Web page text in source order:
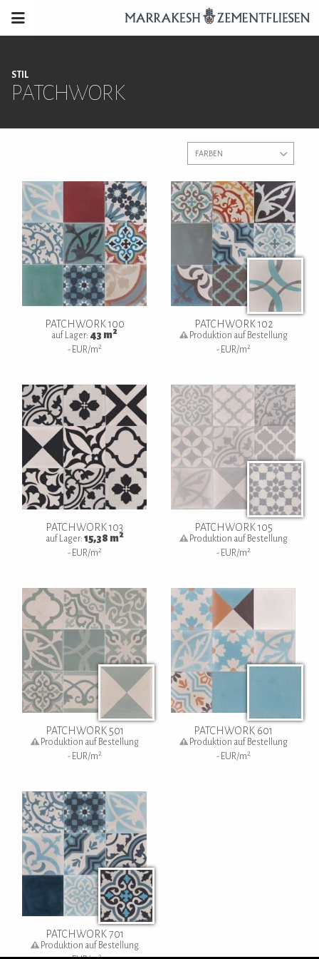
STIL
PATCHWORK
FARBEN
PATCHWORK 100
auf Lager: 43 m2
- EUR/m 2
PATCHWORK 102
Produktion auf Bestellung
- EUR/m 2
PATCHWORK 103
auf Lager: 15,38 m2
- EUR/m 2
PATCHWORK 105
Produktion auf Bestellung
- EUR/m 2
PATCHWORK 501
Produktion auf Bestellung
- EUR/m 2
PATCHWORK 601
Produktion auf Bestellung
- EUR/m 2
PATCHWORK 701
Produktion auf Bestellung
2